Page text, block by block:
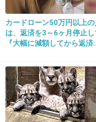
2013/09/25(水) 11:34:54
丸呑み・・・
9. 匿名2013/09/25(水) 11:34:58
フクロウかわいいか
飼いたいと思った
カードローン50万円以上の
は、返済を3～6ヶ月停止し
『大幅に減額してから返済